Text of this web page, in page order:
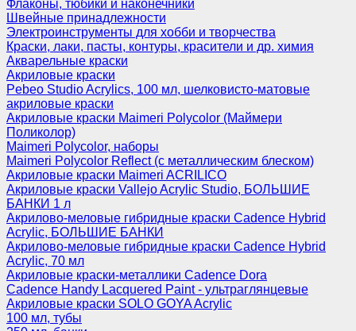
Флаконы, тюбики и наконечники
Швейные принадлежности
Электроинструменты для хобби и творчества
Краски, лаки, пасты, контуры, красители и др. химия
Акварельные краски
Акриловые краски
Pebeo Studio Acrylics, 100 мл, шелковисто-матовые
акриловые краски
Акриловые краски Maimeri Polycolor (Маймери
Поликолор)
Maimeri Polycolor, наборы
Maimeri Polycolor Reflect (с металлическим блеском)
Акриловые краски Maimeri ACRILICO
Акриловые краски Vallejo Acrylic Studio, БОЛЬШИЕ
БАНКИ 1 л
Акрилово-меловые гибридные краски Cadence Hybrid
Acrylic, БОЛЬШИЕ БАНКИ
Акрилово-меловые гибридные краски Cadence Hybrid
Acrylic, 70 мл
Акриловые краски-металлики Cadence Dora
Cadence Handy Lacquered Paint - ультраглянцевые
Акриловые краски SOLO GOYA Acrylic
100 мл, тубы